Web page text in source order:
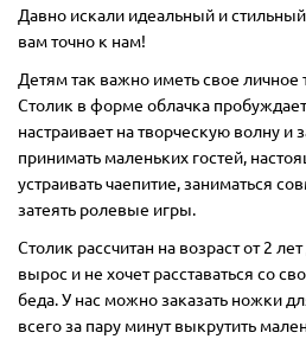
Давно искали идеальный и
вам точно к нам!
Детям так важно иметь свое личное
Столик в форме облачка
настраивает на творческую волну и
принимать маленьких гостей,
устраивать чаепитие, заниматься
затеять ролевые игры.
Столик рассчитан на возраст от 2
вырос и не хочет расставаться со
беда. У нас можно заказать ножки
всего за пару минут выкрутить